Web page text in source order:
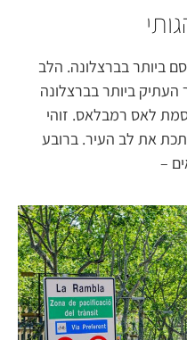
ביותר בברצלונה. הלב
העתיק ביותר בברצלונה
לאס רמבלאס. זוהי
את לב העיר. ברובע
–